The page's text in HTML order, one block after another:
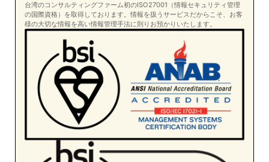
台湾のコンサルティングファーム初のISO27001（情報セキュリティ管理
の国際資格）を取得しております。情報を扱うサービスだからこそ、お客
様の大切な情報を高い情報管理手法に則りお預かりいたします。